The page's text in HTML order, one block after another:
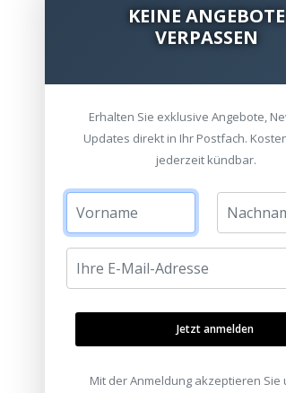
Sledge STA-325D
SP/PB-1000 Pro
Variable Port-Tuning-
Abstimmung auf
Intelligente
bietet
USB-Anschluss,
sodass kein Kabel von
RCA Audio
Vorverstärkern
Stereo-High-Level
KEINE ANGEBOTE
VERPASSEN
Erhalten Sie exklusive Angebote,
Updates direkt in Ihr Postfach.
jederzeit kündbar.
Jetzt anmelden
Mit der Anmeldung akzeptieren Sie